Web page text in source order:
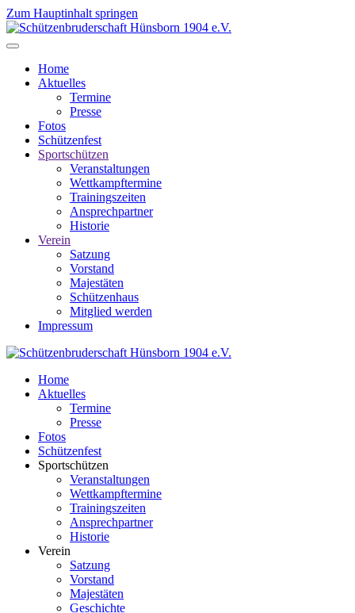
Zum Hauptinhalt springen
Home
Aktuelles
Termine
Presse
Fotos
Schützenfest
Sportschützen
Veranstaltungen
Wettkampftermine
Trainingszeiten
Ansprechpartner
Historie
Verein
Satzung
Vorstand
Majestäten
Schützenhaus
Mitglied werden
Impressum
Home
Aktuelles
Termine
Presse
Fotos
Schützenfest
Sportschützen
Veranstaltungen
Wettkampftermine
Trainingszeiten
Ansprechpartner
Historie
Verein
Satzung
Vorstand
Majestäten
Geschichte